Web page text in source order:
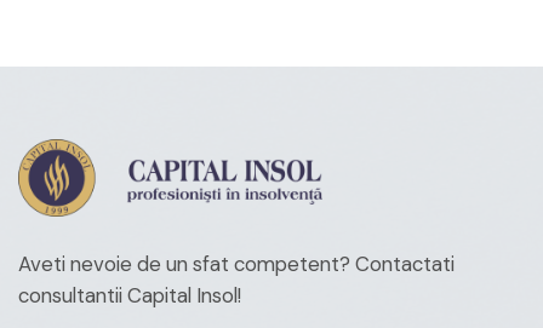
Aveti nevoie de un sfat competent? Contactati
consultantii Capital Insol!